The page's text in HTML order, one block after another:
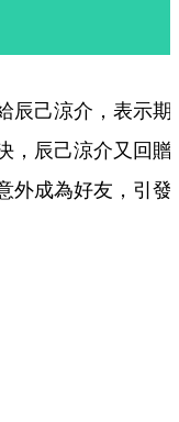
辰己涼介，表示期
，辰己涼介又回贈
外成為好友，引發